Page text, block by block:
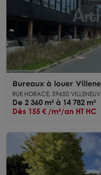
Bureaux à louer
terrasses et parkings
RUE HORACE, 59650
De 2 360 m² à 14 782 m²
Dès 155 € /m²/an HT HC